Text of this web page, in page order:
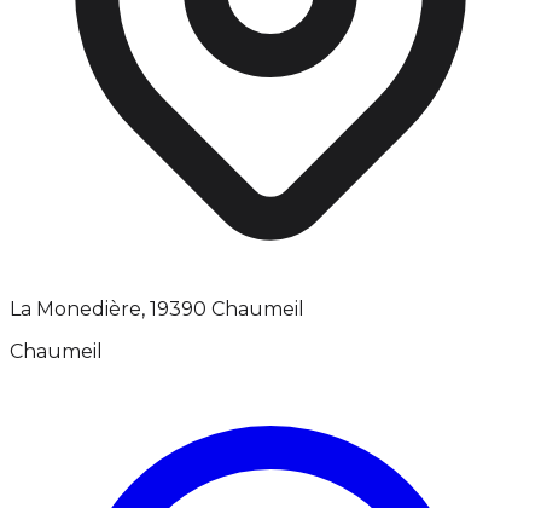
La Monedière, 19390 Chaumeil
Chaumeil